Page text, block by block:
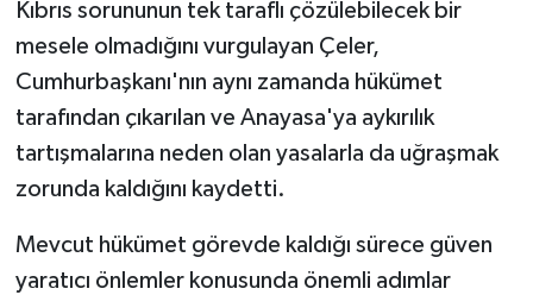
Kıbrıs sorununun tek taraflı çözülebilecek bir
mesele olmadığını vurgulayan Çeler,
Cumhurbaşkanı'nın aynı zamanda hükümet
tarafından çıkarılan ve Anayasa'ya aykırılık
tartışmalarına neden olan yasalarla da uğraşmak
zorunda kaldığını kaydetti.
Mevcut hükümet görevde kaldığı sürece güven
yaratıcı önlemler konusunda önemli adımlar